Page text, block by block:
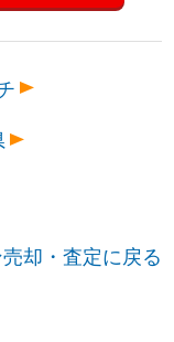
却・査定に戻る